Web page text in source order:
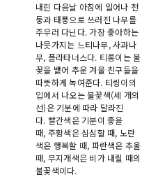
내린 다음날 아침에 일어나 천
둥과 태풍으로 쓰러진 나무를
주우러 다닌다. 가장 좋아하는
나뭇가지는 느티나무, 사과나
무, 플라타너스다. 티롱이는 불
꽃을 뱉어 추운 겨울 친구들을
따뜻하게 녹여준다. 티링이의
입에서 나오는 불꽃색(세 개의
선)은 기분에 따라 달라진
다. 빨간색은 기분이 좋을
때, 주황색은 심심할 때, 노란
색은 행복할 때, 파란색은 추울
때, 무지개색은 비가 내릴 때의
불꽃색이다.